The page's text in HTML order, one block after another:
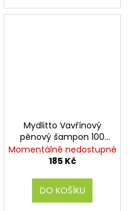
Mydlitto Vavřínový
pěnový šampon 100
ml
Momentálně nedostupné
185 Kč
DO KOŠÍKU